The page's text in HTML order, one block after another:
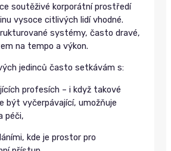
soutěživé korporátní prostředí
vysoce citlivých lidí vhodné.
systémy, často dravé,
na tempo a výkon.
jedinců často setkávám s:
profesích – i když takové
být vyčerpávající, umožňuje
péči,
kde je prostor pro